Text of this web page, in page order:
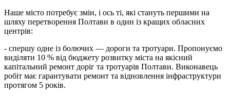
Наше місто потребує змін, і ось ті, які стануть першими на
шляху перетворення Полтави в один із кращих обласних
центрів:
- спершу одне із болючих — дороги та тротуари. Пропонуємо
виділяти 10 % від бюджету розвитку міста на якісний
капітальний ремонт доріг та тротуарів Полтави. Виконавець
робіт має гарантувати ремонт та відновлення інфраструктури
протягом 5 років.